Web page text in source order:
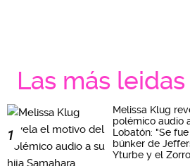
Las más leidas
1
Melissa Klug
polémico audio
Lobatón: "Se
búnker de
Yturbe y el